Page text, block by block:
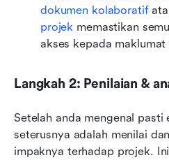
dokumen kolaboratif
projek memastikan
akses kepada
Langkah 2: Penilaian &
Setelah anda mengenal pasti
seterusnya adalah menilai
impaknya terhadap projek.